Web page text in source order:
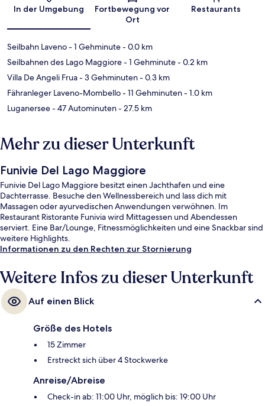
In der Umgebung
Fortbewegung vor
Ort
Restaurants
Seilbahn Laveno- 1 Gehminute- 0.0 km
Seilbahnen des Lago Maggiore- 1 Gehminute- 0.2 km
Villa De Angeli Frua- 3 Gehminuten- 0.3 km
Fähranleger Laveno-Mombello- 11 Gehminuten- 1.0 km
Luganersee- 47 Autominuten- 27.5 km
Mehr zu dieser Unterkunft
Funivie Del Lago Maggiore
Funivie Del Lago Maggiore besitzt einen Jachthafen und eine
Dachterrasse. Besuche den Wellnessbereich und lass dich mit
Massagen oder ayurvedischen Anwendungen verwöhnen. Im
Restaurant Ristorante Funivia wird Mittagessen und Abendessen
serviert. Eine Bar/Lounge, Fitnessmöglichkeiten und eine Snackbar sind
weitere Highlights.
Informationen zu den Rechten zur Stornierung
Weitere Infos zu dieser Unterkunft
Auf einen Blick
Größe des Hotels
15 Zimmer
Erstreckt sich über 4 Stockwerke
Anreise/Abreise
Check-in ab: 11:00 Uhr, möglich bis: 19:00 Uhr